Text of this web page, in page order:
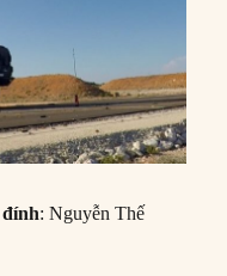
: Nguyễn Thế